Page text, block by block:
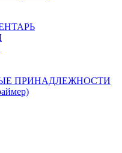
ПРИНАДЛЕЖНОСТИ